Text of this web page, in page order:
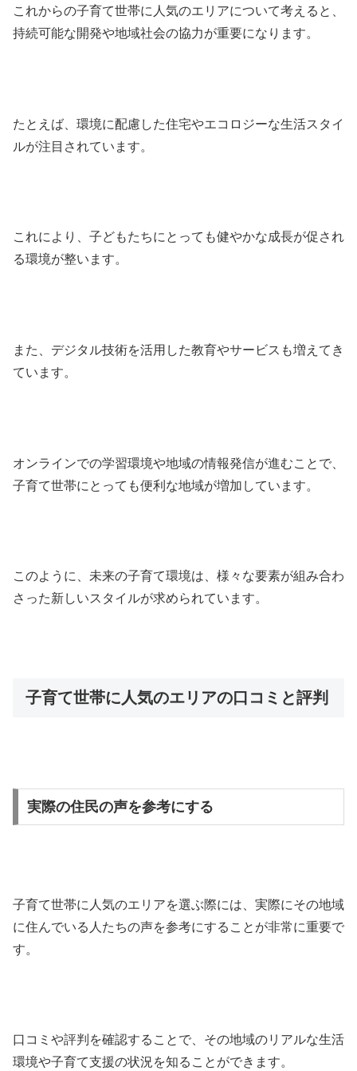
これからの子育て世帯に人気のエリアについて考えると、
持続可能な開発や地域社会の協力が重要になります。
たとえば、環境に配慮した住宅やエコロジーな生活スタイ
ルが注目されています。
これにより、子どもたちにとっても健やかな成長が促され
る環境が整います。
また、デジタル技術を活用した教育やサービスも増えてき
ています。
オンラインでの学習環境や地域の情報発信が進むことで、
子育て世帯にとっても便利な地域が増加しています。
このように、未来の子育て環境は、様々な要素が組み合わ
さった新しいスタイルが求められています。
子育て世帯に人気のエリアの口コミと評判
実際の住民の声を参考にする
子育て世帯に人気のエリアを選ぶ際には、実際にその地域
に住んでいる人たちの声を参考にすることが非常に重要で
す。
口コミや評判を確認することで、その地域のリアルな生活
環境や子育て支援の状況を知ることができます。